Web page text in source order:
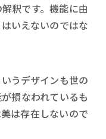
釈です。機能に由
いえないのではな
うデザインも世の
損なわれているも
は存在しないので